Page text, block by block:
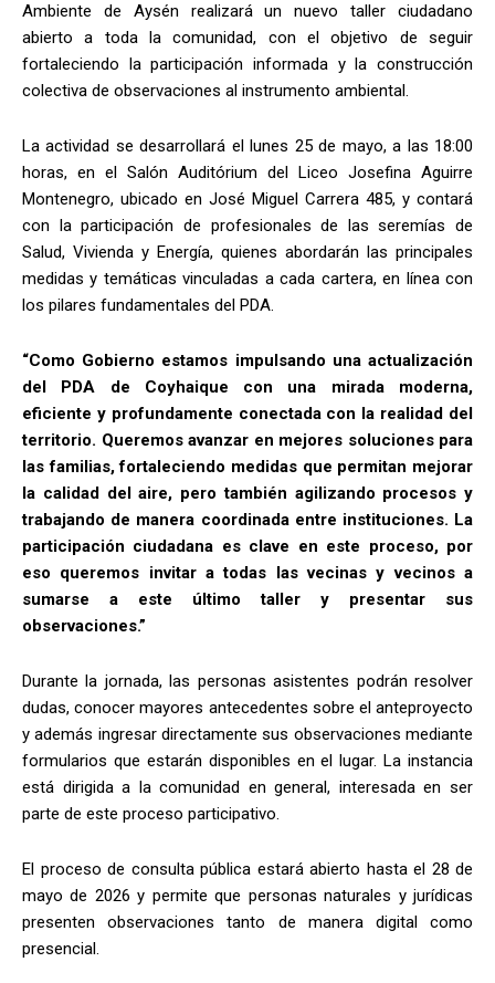
Ambiente de Aysén realizará un nuevo taller ciudadano
abierto a toda la comunidad, con el objetivo de seguir
fortaleciendo la participación informada y la construcción
colectiva de observaciones al instrumento ambiental.
La actividad se desarrollará el lunes 25 de mayo, a las 18:00
horas, en el Salón Auditórium del Liceo Josefina Aguirre
Montenegro, ubicado en José Miguel Carrera 485, y contará
con la participación de profesionales de las seremías de
Salud, Vivienda y Energía, quienes abordarán las principales
medidas y temáticas vinculadas a cada cartera, en línea con
los pilares fundamentales del PDA.
“Como Gobierno estamos impulsando una actualización
del PDA de Coyhaique con una mirada moderna,
eficiente y profundamente conectada con la realidad del
territorio. Queremos avanzar en mejores soluciones para
las familias, fortaleciendo medidas que permitan mejorar
la calidad del aire, pero también agilizando procesos y
trabajando de manera coordinada entre instituciones. La
participación ciudadana es clave en este proceso, por
eso queremos invitar a todas las vecinas y vecinos a
sumarse a este último taller y presentar sus
observaciones.”
Durante la jornada, las personas asistentes podrán resolver
dudas, conocer mayores antecedentes sobre el anteproyecto
y además ingresar directamente sus observaciones mediante
formularios que estarán disponibles en el lugar. La instancia
está dirigida a la comunidad en general, interesada en ser
parte de este proceso participativo.
El proceso de consulta pública estará abierto hasta el 28 de
mayo de 2026 y permite que personas naturales y jurídicas
presenten observaciones tanto de manera digital como
presencial.